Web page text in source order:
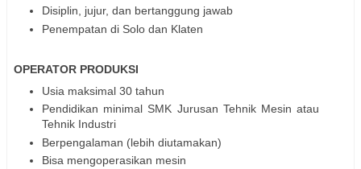
Disiplin, jujur, dan bertanggung jawab
Penempatan di Solo dan Klaten
OPERATOR PRODUKSI
Usia maksimal 30 tahun
Pendidikan minimal SMK Jurusan Tehnik Mesin atau
Tehnik Industri
Berpengalaman (lebih diutamakan)
Bisa mengoperasikan mesin